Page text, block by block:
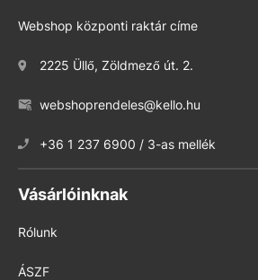
Webshop központi raktár címe
2225 Üllő, Zöldmező út. 2.
webshoprendeles@kello.hu
+36 1 237 6900 / 3-as mellék
Vásárlóinknak
Rólunk
ÁSZF